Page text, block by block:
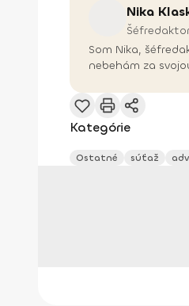
Nika
Som Nika,
nebehám za
Kategórie
Ostatné súťaž